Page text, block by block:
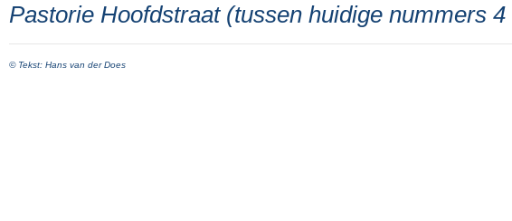
Pastorie Hoofdstraat (tussen huidige nummers 4
© Tekst: Hans van der Does